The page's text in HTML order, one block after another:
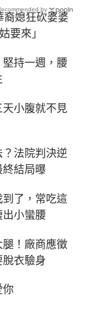
裔媳狂砍婆婆
要來」
持一週，腰
小腹就不見
法院判決逆
結局曝
了，常吃這
小蠻腰
！廠商應徵
衣驗身
你
by